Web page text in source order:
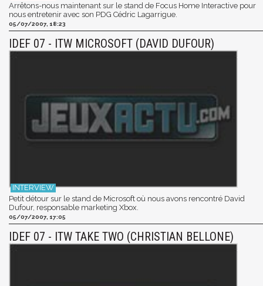
Arrêtons-nous maintenant sur le stand de Focus Home Interactive pour
nous entretenir avec son PDG Cédric Lagarrigue.
05/07/2007, 18:23
IDEF 07 - ITW MICROSOFT (DAVID DUFOUR)
Petit détour sur le stand de Microsoft où nous avons rencontré David
Dufour, responsable marketing Xbox.
05/07/2007, 17:05
IDEF 07 - ITW TAKE TWO (CHRISTIAN BELLONE)